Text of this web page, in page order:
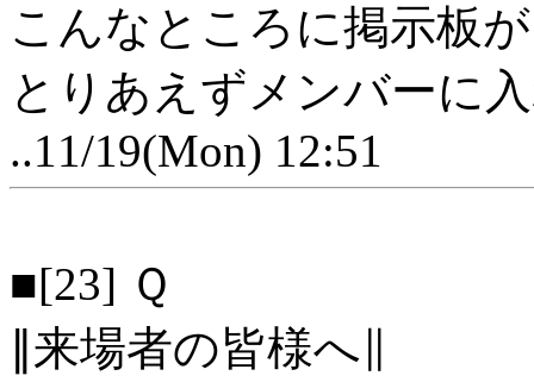
こんなところに掲示板
とりあえずメンバーに
..11/19(Mon) 12:51
■[23] Ｑ
∥来場者の皆様へ∥